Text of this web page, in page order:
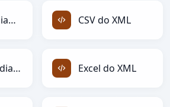
CSV do MediaWiki CSV do XML
Excel do MediaWiki Excel do XML